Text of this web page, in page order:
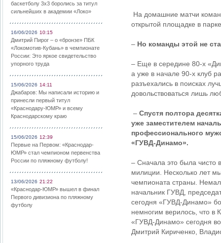
баскетболу 3х3 боролись за титул
сильнейших в академии «Локо»
16/06/2026 10:15
Дмитрий Пирог – о «бронзе» ПБК
«Локомотив-Кубань» в чемпионате
России: Это яркое свидетельство
упорного труда
15/06/2026 14:11
Джабаров: Мы написали историю и
принесли первый титул
«Краснодару-ЮМР» и всему
Краснодарскому краю
15/06/2026 12:39
Первые на Первом: «Краснодар-
ЮМР» стал чемпионом первенства
России по пляжному футболу!
13/06/2026 21:22
«Краснодар-ЮМР» вышел в финал
Первого дивизиона по пляжному
футболу
На домашние матчи
открытой площадке в
– Но команды этой не
– Еще в середине 80-х
а уже в начале 90-х клуб
разъехались в поисках
довольствоваться лишь
– Спустя полтора
уже заместителем
профессионального
«ГУВД-Динамо».
– Сначала это была чисто
милиции. Несколько лет
чемпионата страны.
начальник ГУВД,
сегодня «ГУВД-Динамо»
немногим верилось, что в
«ГУВД-Динамо» сегодня
Дмитрий Кириченко,